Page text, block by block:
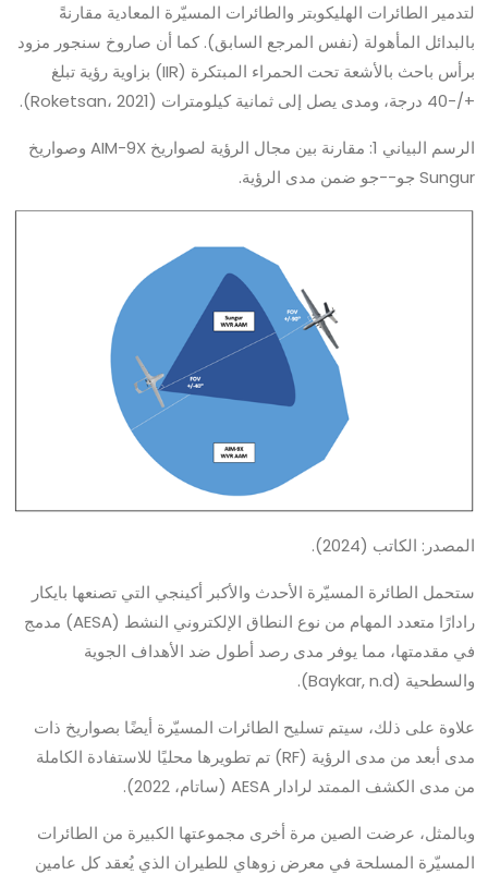
لتدمير الطائرات الهليكوبتر والطائرات المسيّرة المعادية مقارنةً
بالبدائل المأهولة (نفس المرجع السابق). كما أن صاروخ سنجور مزود
برأس باحث بالأشعة تحت الحمراء المبتكرة (IIR) بزاوية رؤية تبلغ
+/-40 درجة، ومدى يصل إلى ثمانية كيلومترات (Roketsan، 2021).
الرسم البياني 1: مقارنة بين مجال الرؤية لصواريخ AIM-9X وصواريخ
Sungur جو--جو ضمن مدى الرؤية.
المصدر: الكاتب (2024).
ستحمل الطائرة المسيّرة الأحدث والأكبر أكينجي التي تصنعها بايكار
رادارًا متعدد المهام من نوع النطاق الإلكتروني النشط (AESA) مدمج
في مقدمتها، مما يوفر مدى رصد أطول ضد الأهداف الجوية
والسطحية (Baykar, n.d).
علاوة على ذلك، سيتم تسليح الطائرات المسيّرة أيضًا بصواريخ ذات
مدى أبعد من مدى الرؤية (RF) تم تطويرها محليًا للاستفادة الكاملة
من مدى الكشف الممتد لرادار AESA (ساتام، 2022).
وبالمثل، عرضت الصين مرة أخرى مجموعتها الكبيرة من الطائرات
المسيّرة المسلحة في معرض زوهاي للطيران الذي يُعقد كل عامين